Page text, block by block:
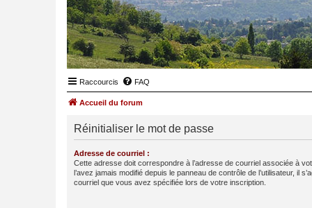
Raccourcis FAQ
Accueil du forum
Réinitialiser le mot de passe
Adresse de courriel :
Cette adresse doit correspondre à l’adresse de courriel associée à
l’avez jamais modifié depuis le panneau de contrôle de l’utilisateur, il
courriel que vous avez spécifiée lors de votre inscription.